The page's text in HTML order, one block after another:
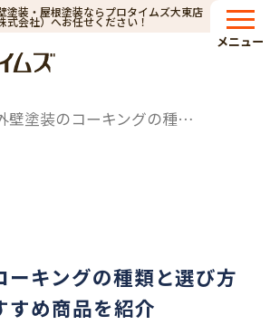
塗装・屋根塗装ならプロタイムズ大東店（小林建
式会社）へお任せください！
メニュー
外壁塗装のコーキングの種類と選び方｜用途別おすすめ商品を紹介
ーキングの種類と選び方
すめ商品を紹介